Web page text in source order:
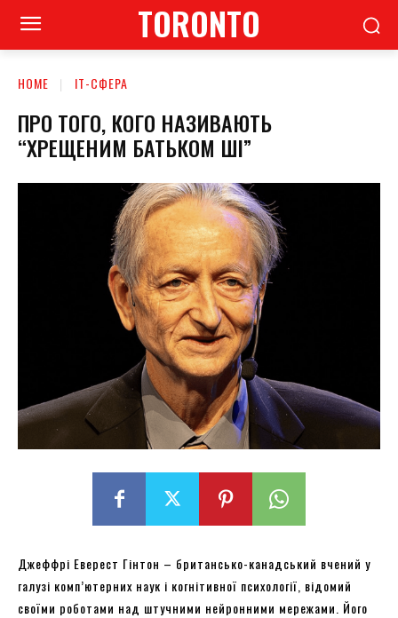
TORONTO
HOME ІТ-СФЕРА
ПРО ТОГО, КОГО НАЗИВАЮТЬ
“ХРЕЩЕНИМ БАТЬКОМ ШІ”
Джеффрі Еверест Гінтон – британсько-канадський вчений у
галузі комп’ютерних наук і когнітивної психології, відомий
своїми роботами над штучними нейронними мережами. Його